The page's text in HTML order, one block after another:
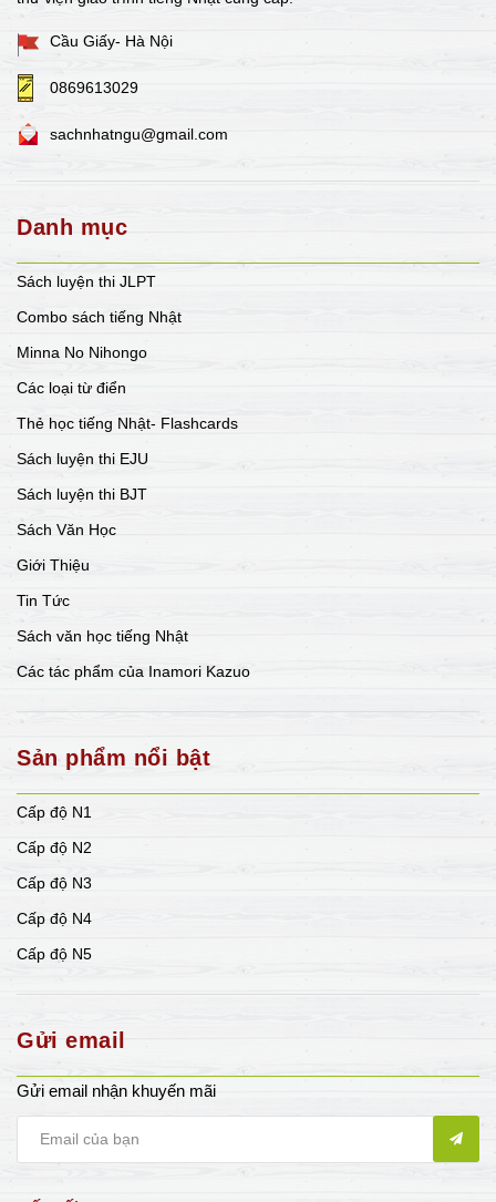
Cầu Giấy- Hà Nội
0869613029
sachnhatngu@gmail.com
Danh mục
Sách luyện thi JLPT
Combo sách tiếng Nhật
Minna No Nihongo
Các loại từ điển
Thẻ học tiếng Nhật- Flashcards
Sách luyện thi EJU
Sách luyện thi BJT
Sách Văn Học
Giới Thiệu
Tin Tức
Sách văn học tiếng Nhật
Các tác phẩm của Inamori Kazuo
Sản phẩm nổi bật
Cấp độ N1
Cấp độ N2
Cấp độ N3
Cấp độ N4
Cấp độ N5
Gửi email
Gửi email nhận khuyến mãi